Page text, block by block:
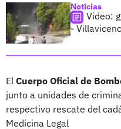
Noticias
Video:
-
El Cuerpo Oficial de
junto a unidades de
respectivo rescate del
Medicina Legal